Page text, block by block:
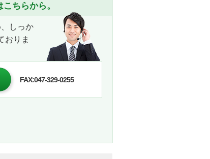
ちらから。
しっか
おりま
FAX:047-329-0255